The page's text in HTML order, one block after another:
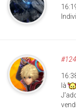
là